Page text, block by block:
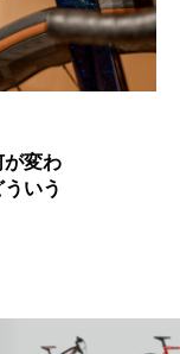
が変わ
いう